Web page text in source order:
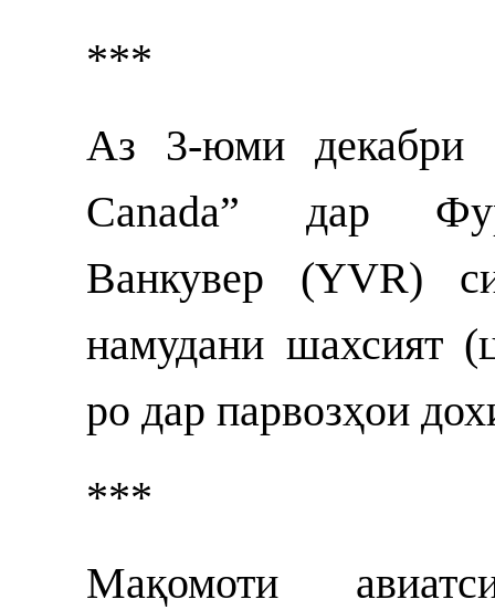
***
Аз 3-юми декабри
Canada” дар
Ванкувер (YVR)
намудани шахсият
ро дар парвозҳои
***
Мақомоти